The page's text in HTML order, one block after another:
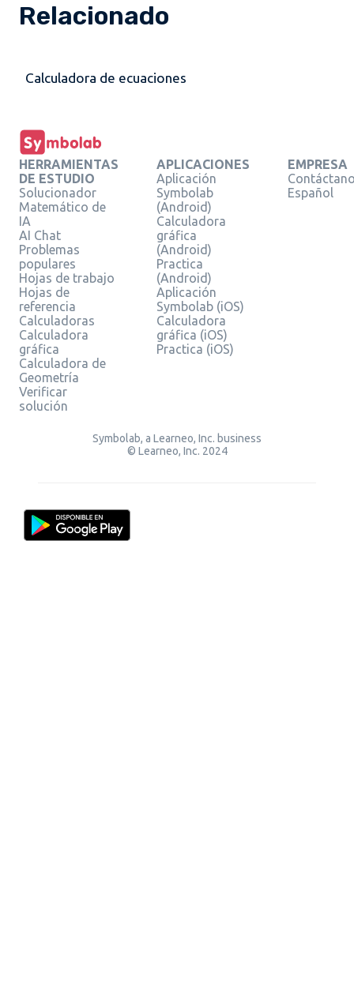
Relacionado
Calculadora de ecuaciones
HERRAMIENTAS
DE ESTUDIO
Solucionador
Matemático de
IA
AI Chat
Problemas
populares
Hojas de trabajo
Hojas de
referencia
Calculadoras
Calculadora
gráfica
Calculadora de
Geometría
Verificar
solución
APLICACIONES
Aplicación
Symbolab
(Android)
Calculadora
gráfica
(Android)
Practica
(Android)
Aplicación
Symbolab (iOS)
Calculadora
gráfica (iOS)
Practica (iOS)
EMPRESA
Español
Symbolab, a Learneo, Inc. business
© Learneo, Inc. 2024